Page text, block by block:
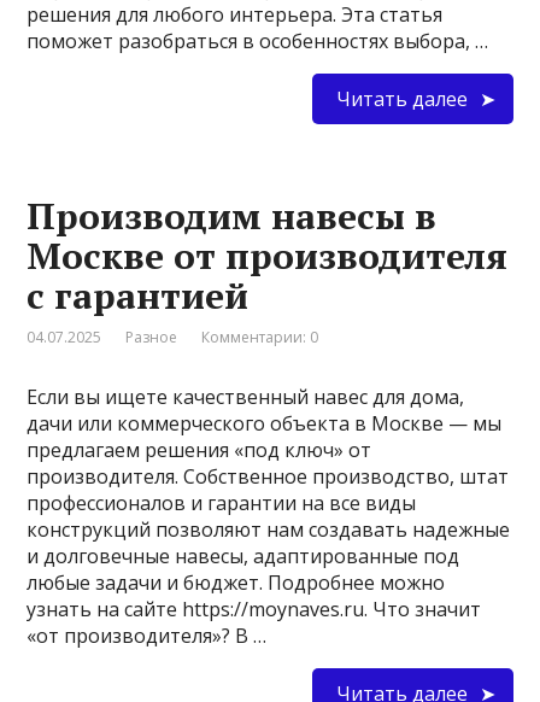
решения для любого интерьера. Эта статья
поможет разобраться в особенностях выбора, …
Читать далее
Производим навесы в
Москве от производителя
с гарантией
04.07.2025 Разное Комментарии: 0
Если вы ищете качественный навес для дома,
дачи или коммерческого объекта в Москве — мы
предлагаем решения «под ключ» от
производителя. Собственное производство, штат
профессионалов и гарантии на все виды
конструкций позволяют нам создавать надежные
и долговечные навесы, адаптированные под
любые задачи и бюджет. Подробнее можно
узнать на сайте https://moynaves.ru. Что значит
«от производителя»? В …
Читать далее